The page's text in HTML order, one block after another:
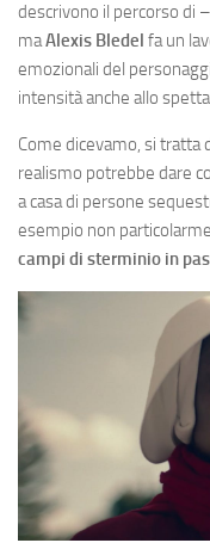
descrivono il percorso di
maAlexis Bledel fa un
emozionali del
intensità anche allo
Come dicevamo, si tratta
realismo potrebbe dare
a casa di persone
esempio non
campi di sterminio in